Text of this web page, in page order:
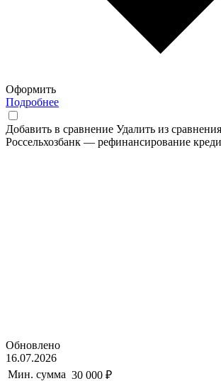
Оформить
Подробнее
Добавить в сравнение Удалить из сравнения
Россельхозбанк — рефинансирование
Обновлено
16.07.2026
Мин. сумма 30 000 ₽